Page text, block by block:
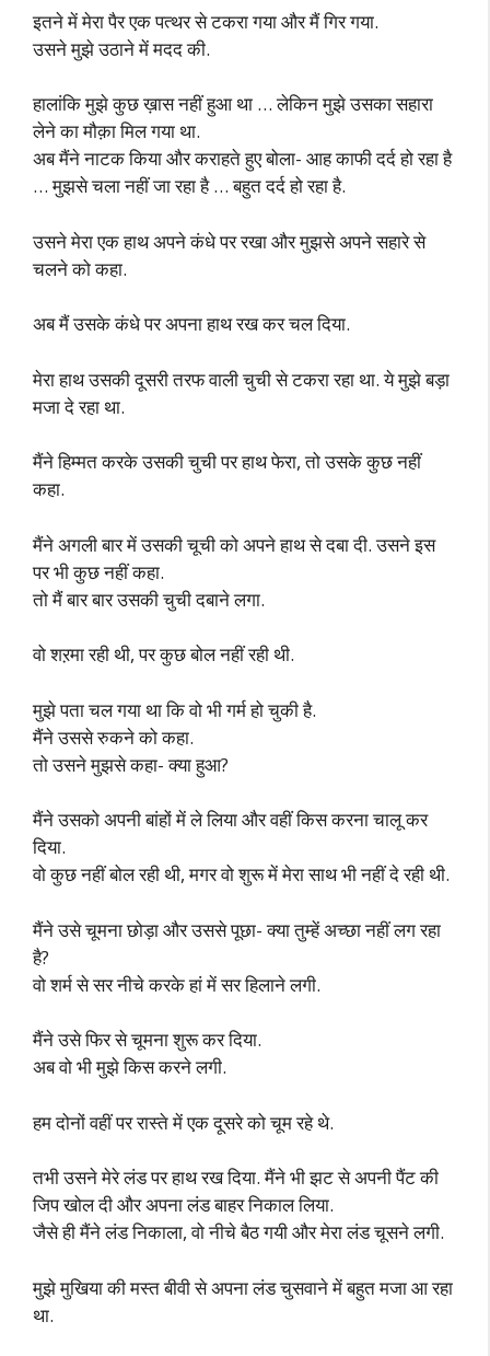
इतने में मेरा पैर एक पत्थर से टकरा गया और मैं गिर गया.
उसने मुझे उठाने में मदद की.
हालांकि मुझे कुछ ख़ास नहीं हुआ था … लेकिन मुझे उसका सहारा
लेने का मौक़ा मिल गया था.
अब मैंने नाटक किया और कराहते हुए बोला- आह काफी दर्द हो रहा है
… मुझसे चला नहीं जा रहा है … बहुत दर्द हो रहा है.
उसने मेरा एक हाथ अपने कंधे पर रखा और मुझसे अपने सहारे से
चलने को कहा.
अब मैं उसके कंधे पर अपना हाथ रख कर चल दिया.
मेरा हाथ उसकी दूसरी तरफ वाली चुची से टकरा रहा था. ये मुझे बड़ा
मजा दे रहा था.
मैंने हिम्मत करके उसकी चुची पर हाथ फेरा, तो उसके कुछ नहीं
कहा.
मैंने अगली बार में उसकी चूची को अपने हाथ से दबा दी. उसने इस
पर भी कुछ नहीं कहा.
तो मैं बार बार उसकी चुची दबाने लगा.
वो शऱमा रही थी, पर कुछ बोल नहीं रही थी.
मुझे पता चल गया था कि वो भी गर्म हो चुकी है.
मैंने उससे रुकने को कहा.
तो उसने मुझसे कहा- क्या हुआ?
मैंने उसको अपनी बांहों में ले लिया और वहीं किस करना चालू कर
दिया.
वो कुछ नहीं बोल रही थी, मगर वो शुरू में मेरा साथ भी नहीं दे रही थी.
मैंने उसे चूमना छोड़ा और उससे पूछा- क्या तुम्हें अच्छा नहीं लग रहा
है?
वो शर्म से सर नीचे करके हां में सर हिलाने लगी.
मैंने उसे फिर से चूमना शुरू कर दिया.
अब वो भी मुझे किस करने लगी.
हम दोनों वहीं पर रास्ते में एक दूसरे को चूम रहे थे.
तभी उसने मेरे लंड पर हाथ रख दिया. मैंने भी झट से अपनी पैंट की
जिप खोल दी और अपना लंड बाहर निकाल लिया.
जैसे ही मैंने लंड निकाला, वो नीचे बैठ गयी और मेरा लंड चूसने लगी.
मुझे मुखिया की मस्त बीवी से अपना लंड चुसवाने में बहुत मजा आ रहा
था.